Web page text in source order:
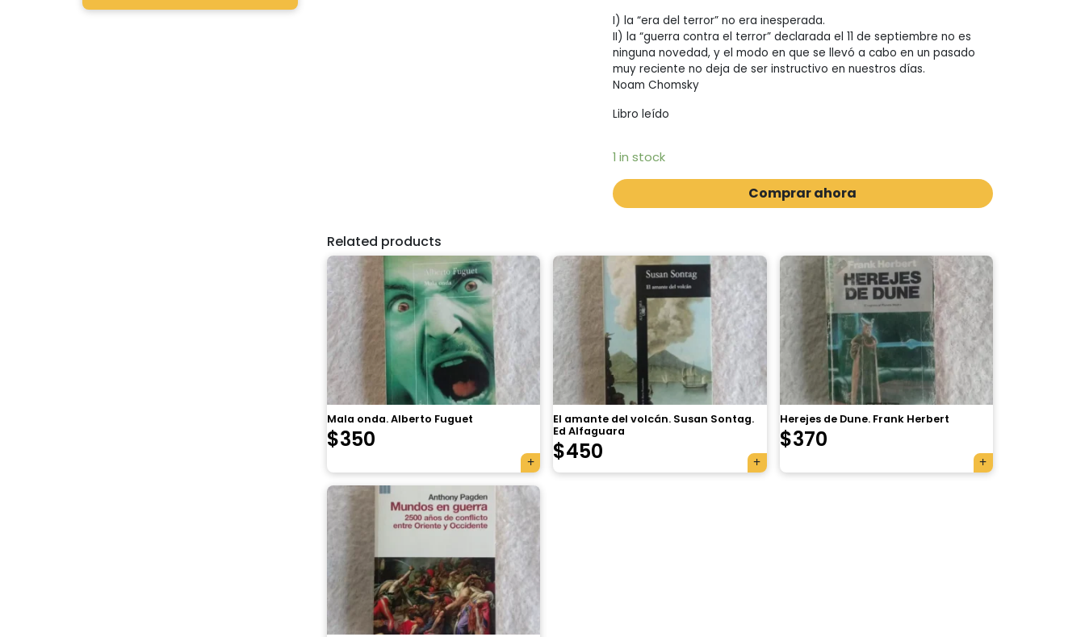
I) la “era del terror” no era inesperada.
II) la “guerra contra el terror” declarada el 11 de septiembre no es
ninguna novedad, y el modo en que se llevó a cabo en un pasado
muy reciente no deja de ser instructivo en nuestros días.
Noam Chomsky
Libro leído
1 in stock
Comprar ahora
Related products
Mala onda. Alberto Fuguet
$350
El amante del volcán. Susan Sontag.
Ed Alfaguara
$450
Herejes de Dune. Frank Herbert
$370